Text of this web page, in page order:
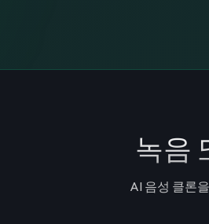
녹음
AI 음성 클론